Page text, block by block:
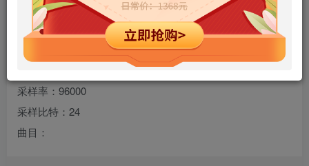
歌手：苏打绿
规格：37 首
采样率：96000
采样比特：24
曲目：